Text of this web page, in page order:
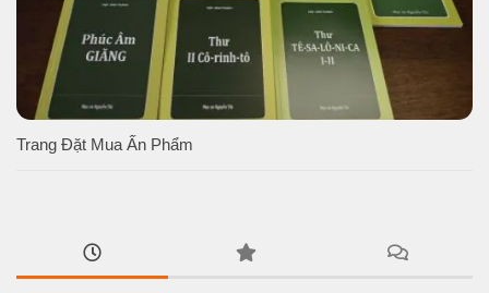
Trang Đặt Mua Ấn Phẩm